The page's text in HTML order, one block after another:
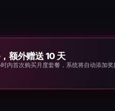
额外赠送 10 天
内首次购买月度套餐，系统将自动添加奖